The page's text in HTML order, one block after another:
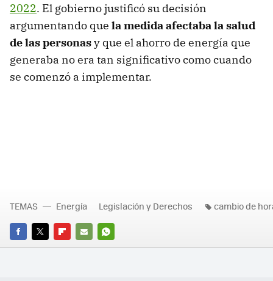
2022. El gobierno justificó su decisión
argumentando que la medida afectaba la salud
de las personasy que el ahorro de energía que
generaba no era tan significativo como cuando
se comenzó a implementar.
FACEBOOK
TWITTERFLIPBOARD
E-
WHATSAPP
TEMAS Energía Legislación y Derechos cambio de